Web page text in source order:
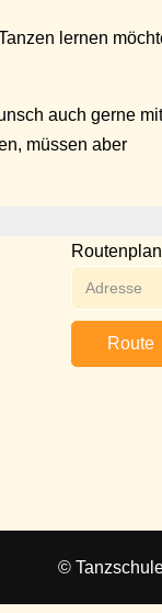
lernen
auch gerne mit
müssen aber
Route
©